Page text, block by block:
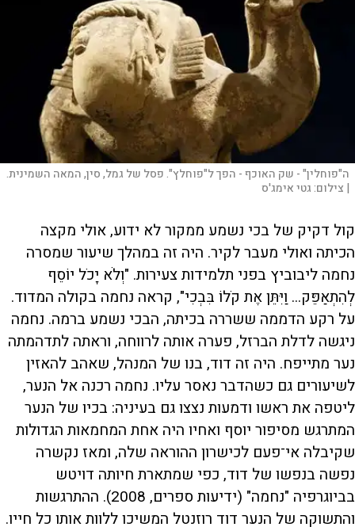
ה"פוחלין" - שק האוכף - הפך ל"פוחלץ". פסל של גמל, סין, המאה השמינית.
| צילום:גטי אימג'ס
קול דקיק של בכי נשמע ממקור לא ידוע, אולי מקצה
הכיתה ואולי מעבר לקיר. היה זה במהלך שיעור שמסרה
נחמה ליבוביץ בפני תלמידות צעירות. "וְלֹא יָכֹל יוֹסֵף
לְהִתְאַפֵּק... וַיִּתֵּן אֶת קֹלוֹ בִּבְכִי", קראה נחמה בקולה המדוד.
על רקע הדממה ששררה בכיתה, הבכי נשמע ברמה. נחמה
ניגשה לדלת הברזל, פערה אותה לרווחה, וראתה לתדהמתה
נער מתייפח. היה זה דוד, בנו של המנהל, שאהב להאזין
לשיעורים גם כשהדבר נאסר עליו. נחמה רכנה אל הנער,
ליטפה את ראשו ודמעות נצצו גם בעיניה: בכיו של הנער
המתרגש מסיפור יוסף ואחיו היה אחת המחמאות הגדולות
שקיבלה אי־פעם לכישרון ההוראה שלה, ומאז נקשרה
נפשה בנפשו של דוד, כפי שמתארת חיותה דויטש
בביוגרפיה "נחמה" (ידיעות ספרים, 2008). ההתרגשות
והתשוקה של הנער דוד רוזנטל המשיכו ללוות אותו כל חייו.